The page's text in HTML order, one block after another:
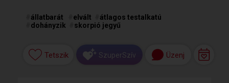
állatbarát elvált
átlagos testalkatú
dohányzik skorpió jegyű
Tetszik SzuperSzív Üzenj